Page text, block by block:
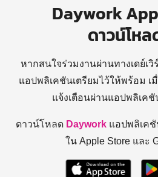
Daywork
ดาวน์โห
หากสนใจร่วมงานผ่านทางเดย์เ
แอปพลิเคชันเตรียมไว้ให้พร้อม เ
แจ้งเตือนผ่านแอปพลิเค
ดาวน์โหลด Daywork แอปพลิเคชั
ใน Apple Store และ